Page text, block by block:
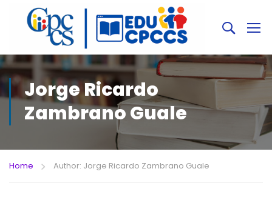
Jorge Ricardo
Zambrano Guale
Home Author: Jorge Ricardo Zambrano Guale